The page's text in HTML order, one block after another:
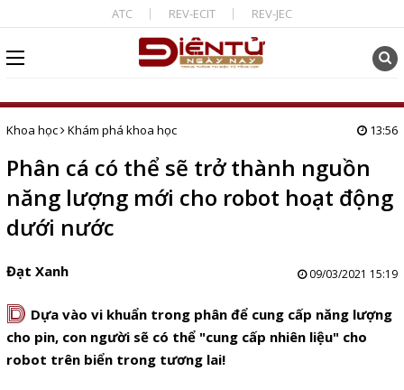
ATC REV-ECIT REV-JEC
Khoa học Khám phá khoa học 13:56
Phân cá có thể sẽ trở thành nguồn
năng lượng mới cho robot hoạt động
dưới nước
Đạt Xanh 09/03/2021 15:19
D Dựa vào vi khuẩn trong phân để cung cấp năng lượng
cho pin, con người sẽ có thể "cung cấp nhiên liệu" cho
robot trên biển trong tương lai!